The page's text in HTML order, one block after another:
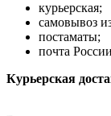
курьерская;
самовывоз
постаматы;
почта
Курьерская